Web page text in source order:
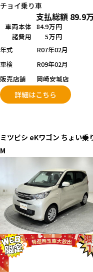
チョイ乗り車
支払総額 89.9
車両本体 84.9万円
諸費用
5万円
年式
R07年02月
車検
R09年02月
販売店舗
岡崎安城店
詳細はこちら
ミツビシ eKワゴン ちょい乗
M